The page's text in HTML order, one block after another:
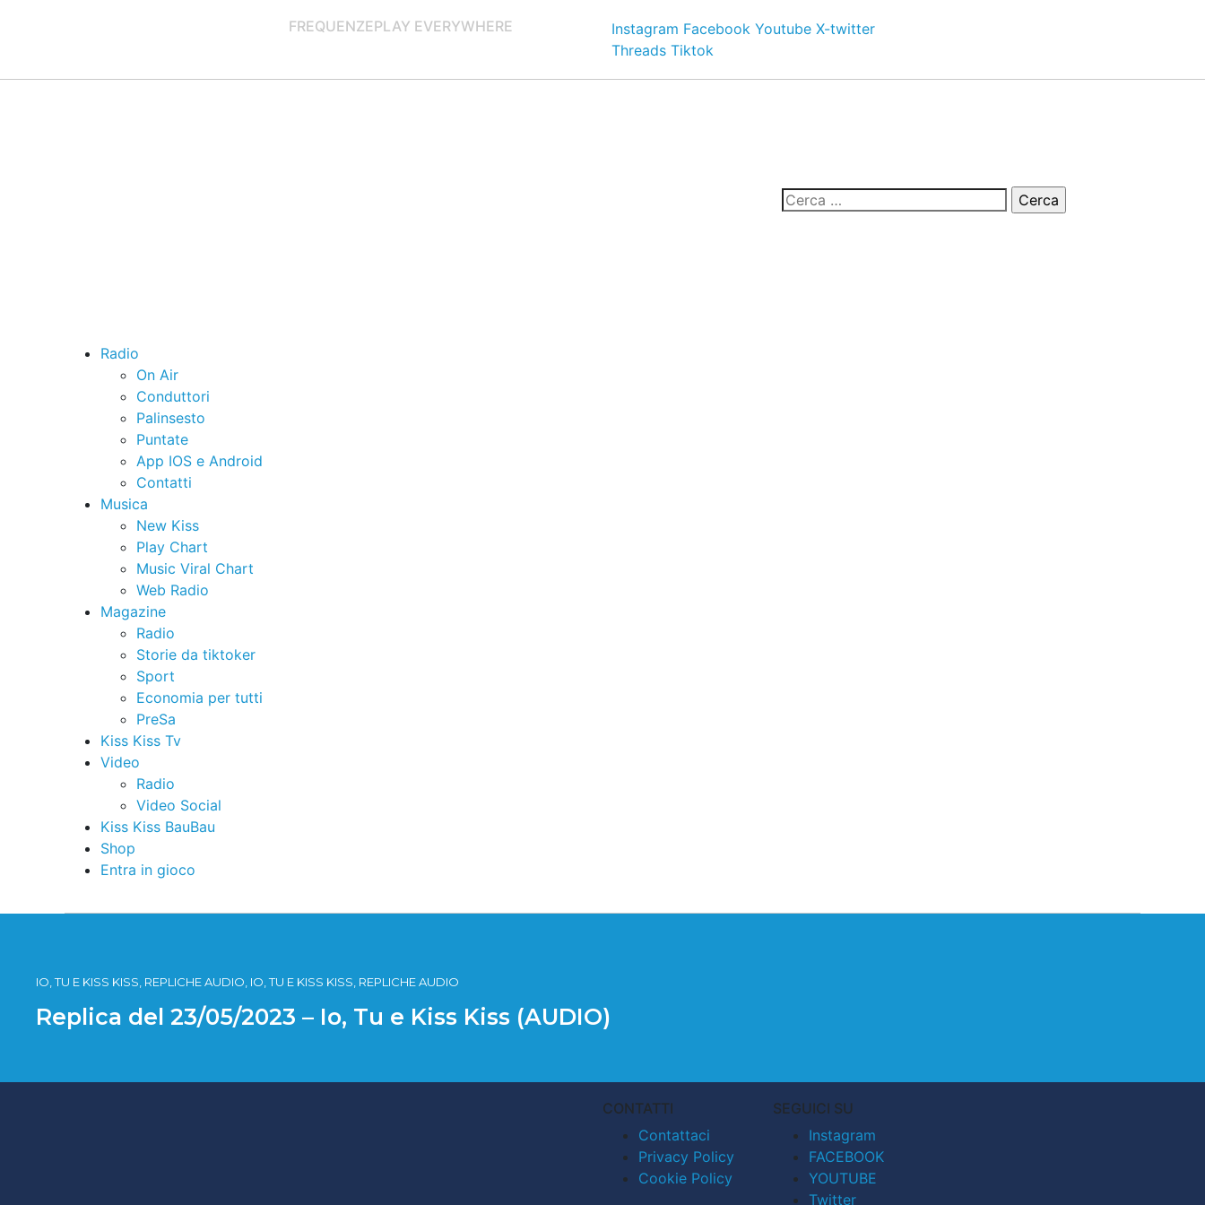
FREQUENZEPLAY EVERYWHERE Instagram Facebook Youtube X-twitter
Threads Tiktok
Radio
On Air
Conduttori
Palinsesto
Puntate
App IOS e Android
Contatti
Musica
New Kiss
Play Chart
Music Viral Chart
Web Radio
Magazine
Radio
Storie da tiktoker
Sport
Economia per tutti
PreSa
Kiss Kiss Tv
Video
Radio
Video Social
Kiss Kiss BauBau
Shop
Entra in gioco
IO, TU E KISS KISS, REPLICHE AUDIO, IO, TU E KISS KISS, REPLICHE AUDIO
Replica del 23/05/2023 – Io, Tu e Kiss Kiss (AUDIO)
CONTATTI
Contattaci
Privacy Policy
Cookie Policy
SEGUICI SU
Instagram
FACEBOOK
YOUTUBE
Twitter